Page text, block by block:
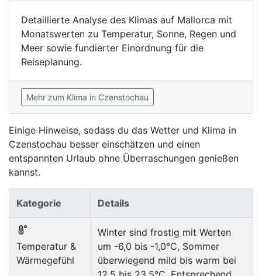
Detaillierte Analyse des Klimas auf Mallorca mit
Monatswerten zu Temperatur, Sonne, Regen und
Meer sowie fundierter Einordnung für die
Reiseplanung.
Mehr zum Klima in Czenstochau
Einige Hinweise, sodass du das Wetter und Klima in
Czenstochau besser einschätzen und einen
entspannten Urlaub ohne Überraschungen genießen
kannst.
Kategorie Details
Temperatur &
Wärmegefühl
Winter sind frostig mit Werten
um -6,0 bis -1,0°C, Sommer
überwiegend mild bis warm bei